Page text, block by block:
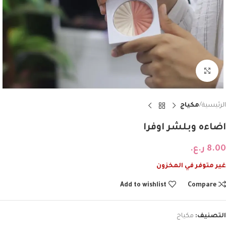
Click to enlarge
الرئيسية مكياج
اضاءه وبلشر اوفرا
8.00 ر.ع.
غير متوفر في المخزون
Compare
Add to wishlist
التصنيف: مكياج